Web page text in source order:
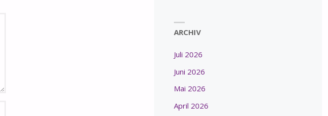
ARCHIV
Juli 2026
Juni 2026
Mai 2026
April 2026